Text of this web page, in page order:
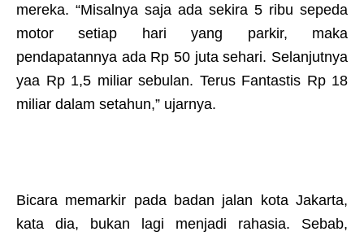
mereka. “Misalnya saja ada sekira 5 ribu sepeda
motor setiap hari yang parkir, maka
pendapatannya ada Rp 50 juta sehari. Selanjutnya
yaa Rp 1,5 miliar sebulan. Terus Fantastis Rp 18
miliar dalam setahun,” ujarnya.
Bicara memarkir pada badan jalan kota Jakarta,
kata dia, bukan lagi menjadi rahasia. Sebab,